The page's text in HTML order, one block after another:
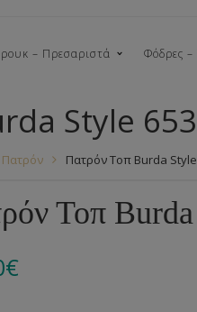
Νήματα
Αξεσουάρ
Κρόσια
Φυτίλια- Κορδόνια
Διάφορες Τρέσες
– Πρεσαριστά Φόδρες
Style
Πατρόν Πατρόν Τοπ Burda
Τοπ
€